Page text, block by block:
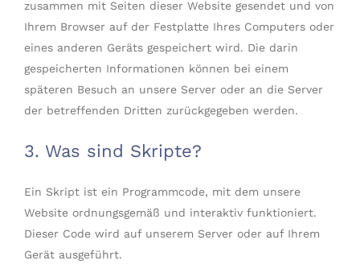
zusammen mit Seiten dieser Website gesendet und von
Ihrem Browser auf der Festplatte Ihres Computers oder
eines anderen Geräts gespeichert wird. Die darin
gespeicherten Informationen können bei einem
späteren Besuch an unsere Server oder an die Server
der betreffenden Dritten zurückgegeben werden.
3. Was sind Skripte?
Ein Skript ist ein Programmcode, mit dem unsere
Website ordnungsgemäß und interaktiv funktioniert.
Dieser Code wird auf unserem Server oder auf Ihrem
Gerät ausgeführt.